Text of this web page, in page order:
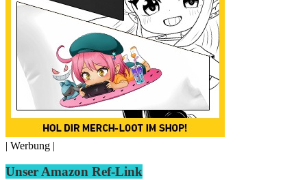
| Werbung |
Unser Amazon Ref-Link